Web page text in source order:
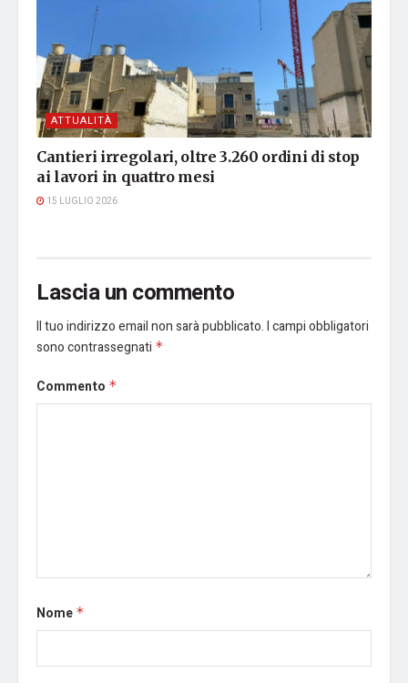
ATTUALITÀ
Cantieri irregolari, oltre 3.260 ordini di stop
ai lavori in quattro mesi
15 LUGLIO 2026
Lascia un commento
Il tuo indirizzo email non sarà pubblicato.I campi obbligatori
sono contrassegnati *
Commento *
Nome *